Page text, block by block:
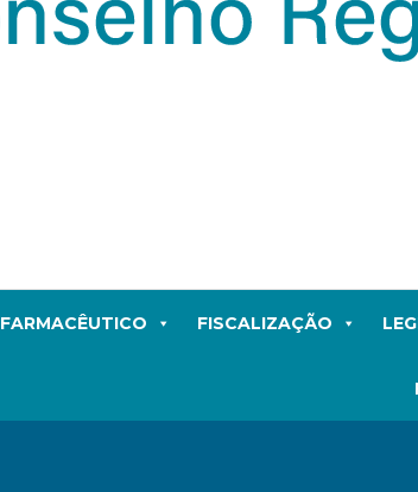
FARMACÊUTICO FISCALIZAÇÃO